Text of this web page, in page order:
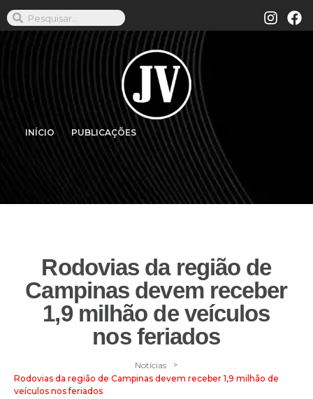
INÍCIO PUBLICAÇÕES
Rodovias da região de
Campinas devem receber
1,9 milhão de veículos
nos feriados
Notícias >
Rodovias da região de Campinas devem receber 1,9 milhão de
veículos nos feriados